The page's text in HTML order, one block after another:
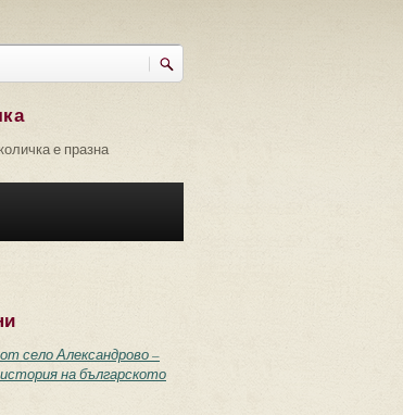
е празна
село Александрово –
на българското